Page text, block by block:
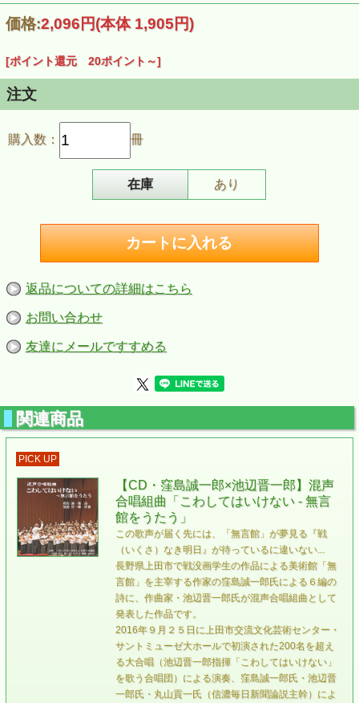
価格:2,096円(本体 1,905円)
[ポイント還元 20ポイント～]
注文
購入数： 冊
在庫 あり
返品についての詳細はこちら
お問い合わせ
友達にメールですすめる
関連商品
PICK UP
【CD・窪島誠一郎×池辺晋一郎】混声
合唱組曲「こわしてはいけない - 無言
館をうたう」
この歌声が届く先には、「無言館」が夢見る『戦
（いくさ）なき明日』が待っているに違いない...
長野県上田市で戦没画学生の作品による美術館「無
言館」を主宰する作家の窪島誠一郎氏による６編の
詩に、作曲家・池辺晋一郎氏が混声合唱組曲として
発表した作品です。
2016年９月２５日に上田市交流文化芸術センター・
サントミューゼ大ホールで初演された200名を超え
る大合唱（池辺晋一郎指揮「こわしてはいけない」
を歌う合唱団）による演奏、窪島誠一郎氏・池辺晋
一郎氏・丸山貢一氏（信濃毎日新聞論説主幹）によ